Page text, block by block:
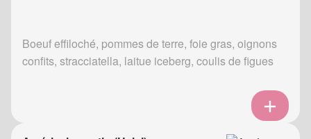
Boeuf effiloché, pommes de terre, foie gras, oignons
confits, stracciatella, laitue iceberg, coulis de figues